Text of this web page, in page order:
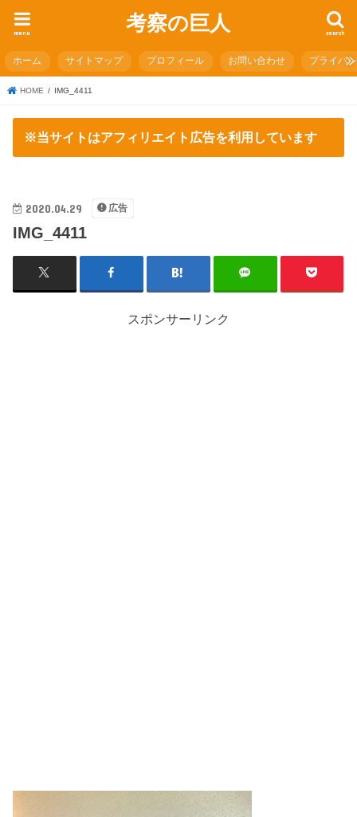
考察の巨人 search
menu
ホーム サイトマップ プロフィール お問い合わせ プライバ
HOME IMG_4411
※当サイトはアフィリエイト広告を利用しています
2020.04.29 広告
IMG_4411
スポンサーリンク